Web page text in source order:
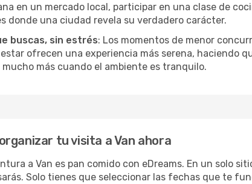
en un mercado local, participar en una clase de
donde una ciudad revela su verdadero carácter.
buscas, sin estrés: Los momentos de menor
ofrecen una experiencia más serena, haciendo
mucho más cuando el ambiente es tranquilo.
tu visita a Van ahora
a Van es pan comido con eDreams. En un solo
Solo tienes que seleccionar las fechas que te